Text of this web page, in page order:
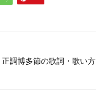
正調博多節の歌詞・歌い方